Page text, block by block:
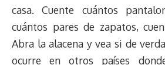
casa. Cuente cuántos
cuántos pares de zapatos,
Abra la alacena y vea si de
ocurre en otros países